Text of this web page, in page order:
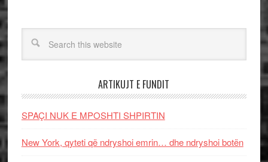
ARTIKUJT E FUNDIT
SPAÇI NUK E MPOSHTI SHPIRTIN
New York, qyteti që ndryshoi emrin… dhe ndryshoi botën